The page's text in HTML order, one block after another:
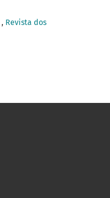
, Revista dos